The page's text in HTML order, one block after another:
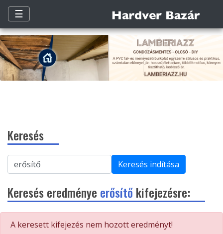
☰
Keresés
Keresés indítása
Keresés eredménye erősítőkifejezésre:
A keresett kifejezés nem hozott eredményt!